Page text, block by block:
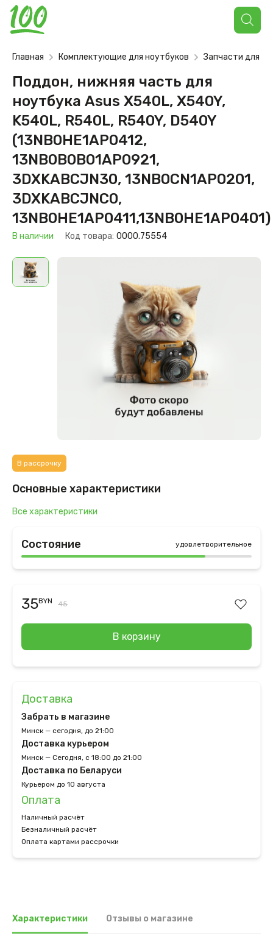
Поиск
товаров
Главная Комплектующие для ноутбуков Запчасти для
Поддон, нижняя часть для
ноутбука Asus X540L, X540Y,
K540L, R540L, R540Y, D540Y
(13NB0HE1AP0412,
13NB0B0B01AP0921,
3DXKABCJN30, 13NB0CN1AP0201,
3DXKABCJNC0,
13NB0HE1AP0411,13NB0HE1AP0401)
В наличии Код товара: 0000.75554
В рассрочку
Основные характеристики
Все характеристики
Состояние удовлетворительное
35BYN 45
В корзину
Доставка
Забрать в магазине
Минск — сегодня, до 21:00
Доставка курьером
Минск — Сегодня, с 18:00 до 21:00
Доставка по Беларуси
Курьером до 10 августа
Оплата
Наличный расчёт
Безналичный расчёт
Оплата картами рассрочки
Характеристики Отзывы о магазине